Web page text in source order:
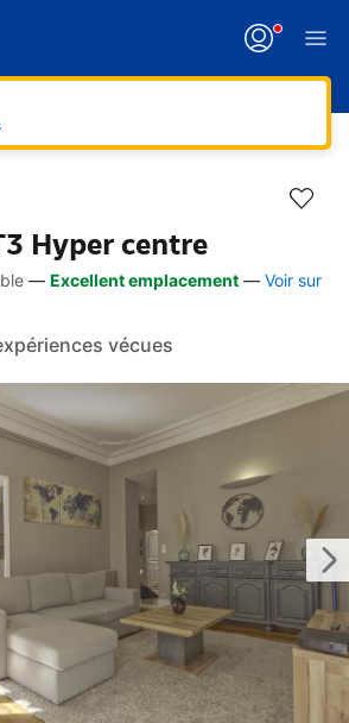
Hyper centre
— Excellent emplacement — Voir sur
vécues